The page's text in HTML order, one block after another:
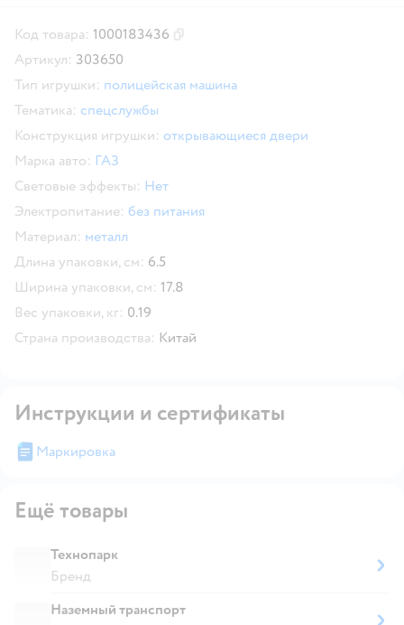
Код товара: 1000183436
Артикул: 303650
Тип игрушки: полицейская машина
Тематика: спецслужбы
Конструкция игрушки: открывающиеся двери
Марка авто: ГАЗ
Световые эффекты: Нет
Электропитание: без питания
Материал: металл
Длина упаковки, см: 6.5
Ширина упаковки, см: 17.8
Вес упаковки, кг: 0.19
Страна производства: Китай
Инструкции и сертификаты
Маркировка
Ещё товары
Технопарк
Бренд
Наземный транспорт